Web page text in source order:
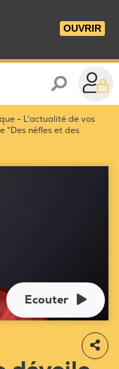
OUVRIR
- L'actualité de vos
"Des nèfles et des
Ecouter